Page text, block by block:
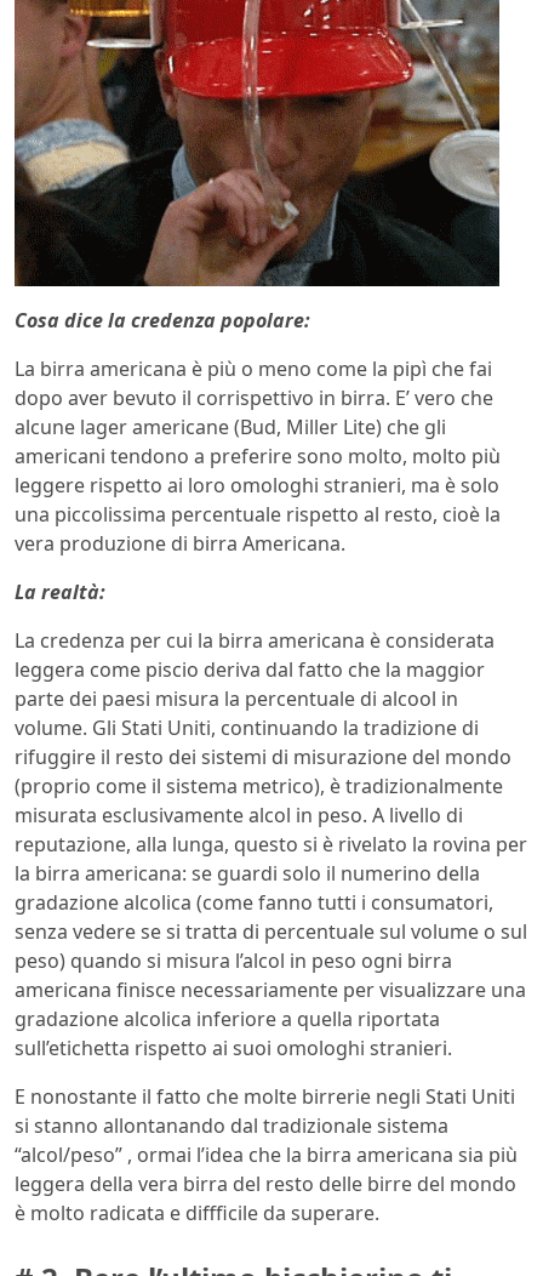
Cosa dice la credenza popolare:
La birra americana è più o meno come la pipì che fai
dopo aver bevuto il corrispettivo in birra. E’ vero che
alcune lager americane (Bud, Miller Lite) che gli
americani tendono a preferire sono molto, molto più
leggere rispetto ai loro omologhi stranieri, ma è solo
una piccolissima percentuale rispetto al resto, cioè la
vera produzione di birra Americana.
La realtà:
La credenza per cui la birra americana è considerata
leggera come piscio deriva dal fatto che la maggior
parte dei paesi misura la percentuale di alcool in
volume. Gli Stati Uniti, continuando la tradizione di
rifuggire il resto dei sistemi di misurazione del mondo
(proprio come il sistema metrico), è tradizionalmente
misurata esclusivamente alcol in peso. A livello di
reputazione, alla lunga, questo si è rivelato la rovina per
la birra americana: se guardi solo il numerino della
gradazione alcolica (come fanno tutti i consumatori,
senza vedere se si tratta di percentuale sul volume o sul
peso) quando si misura l’alcol in peso ogni birra
americana finisce necessariamente per visualizzare una
gradazione alcolica inferiore a quella riportata
sull’etichetta rispetto ai suoi omologhi stranieri.
E nonostante il fatto che molte birrerie negli Stati Uniti
si stanno allontanando dal tradizionale sistema
“alcol/peso” , ormai l’idea che la birra americana sia più
leggera della vera birra del resto delle birre del mondo
è molto radicata e diffficile da superare.